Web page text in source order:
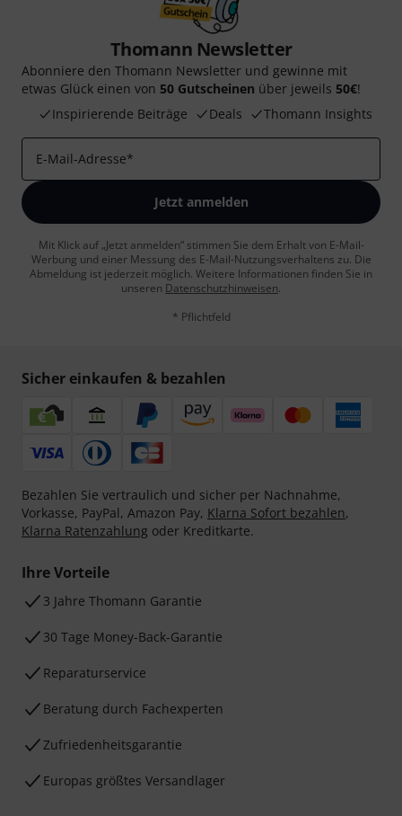
Thomann Newsletter
Abonniere den Thomann Newsletter und gewinne mit
etwas Glück einen von 50 Gutscheinen über jeweils 50€!
Inspirierende Beiträge
Deals Thomann Insights
E-Mail-Adresse*
Jetzt anmelden
Mit Klick auf „Jetzt anmelden“ stimmen Sie dem Erhalt von E-Mail-
Werbung und einer Messung des E-Mail-Nutzungsverhaltens zu. Die
Abmeldung ist jederzeit möglich. Weitere Informationen finden Sie in
unseren Datenschutzhinweisen.
* Pflichtfeld
Sicher einkaufen & bezahlen
Bezahlen Sie vertraulich und sicher per Nachnahme,
Vorkasse, PayPal, Amazon Pay, Klarna Sofort bezahlen,
Klarna Ratenzahlung oder Kreditkarte.
Ihre Vorteile
3 Jahre Thomann Garantie
30 Tage Money-Back-Garantie
Reparaturservice
Beratung durch Fachexperten
Zufriedenheitsgarantie
Europas größtes Versandlager